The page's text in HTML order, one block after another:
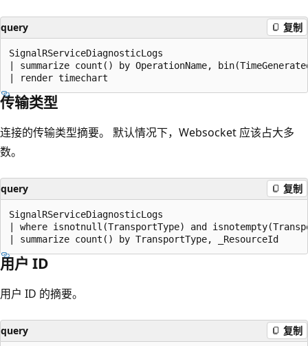
query 复制
SignalRServiceDiagnosticLogs
| summarize count() by OperationName,
传输类型
连接的传输类型摘要。 默认情况下，Websocket 应该占大多
数。
query 复制
SignalRServiceDiagnosticLogs
| where isnotnull(TransportType) and
用户 ID
用户 ID 的摘要。
query 复制